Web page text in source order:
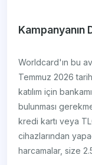
Kampanyanın
Worldcard'ın bu
Temmuz 2026
katılım için
bulunması
kredi kartı veya
cihazlarından
harcamalar, size